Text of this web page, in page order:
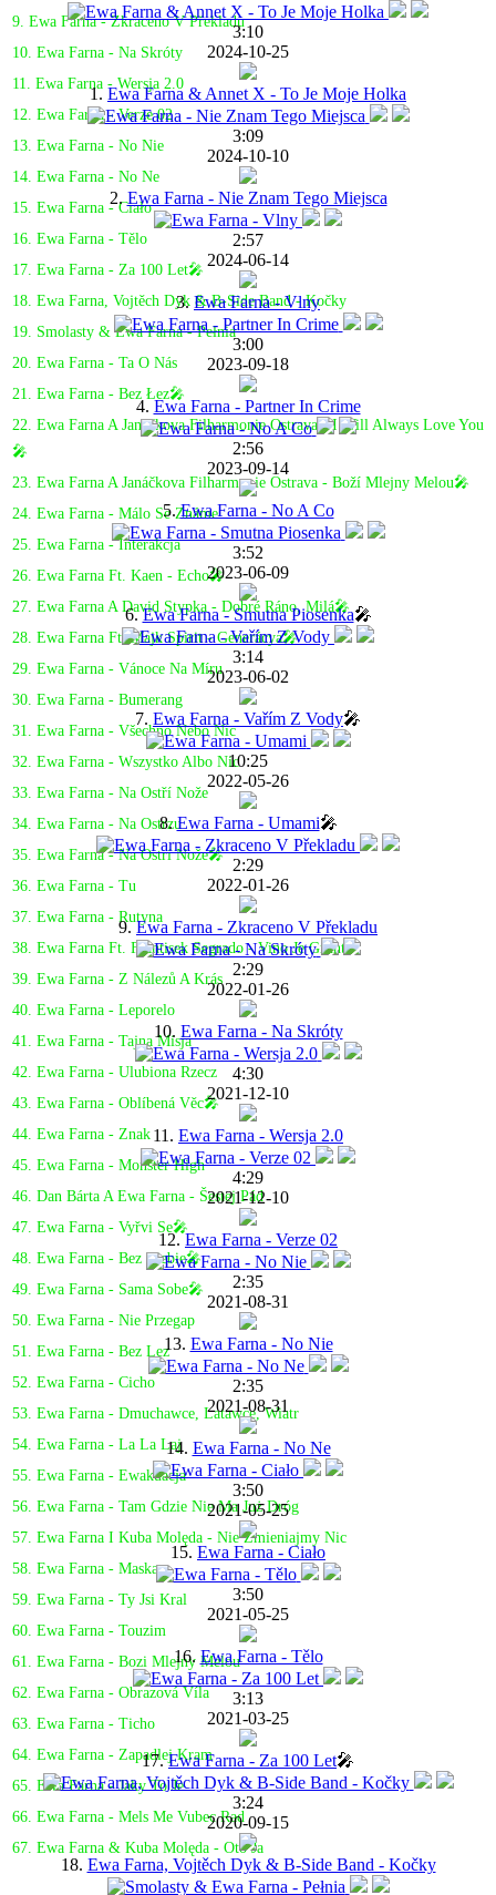
9. Ewa Farna - Zkraceno V Překladu
10. Ewa Farna - Na Skróty
11. Ewa Farna - Wersja 2.0
12. Ewa Farna - Verze 02
13. Ewa Farna - No Nie
14. Ewa Farna - No Ne
15. Ewa Farna - Ciało
16. Ewa Farna - Tělo
17. Ewa Farna - Za 100 Let🎤
18. Ewa Farna, Vojtěch Dyk & B-Side Band - Kočky
19. Smolasty & Ewa Farna - Pełnia
20. Ewa Farna - Ta O Nás
21. Ewa Farna - Bez Łez🎤
22. Ewa Farna A Janáčkova Filharmonie Ostrava - I Will Always Love You
🎤
23. Ewa Farna A Janáčkova Filharmonie Ostrava - Boží Mlejny Melou🎤
24. Ewa Farna - Málo Se Známe
25. Ewa Farna - Interakcja
26. Ewa Farna Ft. Kaen - Echo🎤
27. Ewa Farna A David Stypka - Dobré Ráno, Milá🎤
28. Ewa Farna Ft. Majk Spirit - Generácya🎤
29. Ewa Farna - Vánoce Na Míru
30. Ewa Farna - Bumerang
31. Ewa Farna - Všechno Nebo Nic
32. Ewa Farna - Wszystko Albo Nic
33. Ewa Farna - Na Ostří Nože
34. Ewa Farna - Na Ostrzu
35. Ewa Farna - Na Ostrí Nože🎤
36. Ewa Farna - Tu
37. Ewa Farna - Rutyna
38. Ewa Farna Ft. Frantisek Segrado - Vino Je Grunt
39. Ewa Farna - Z Nálezů A Krás
40. Ewa Farna - Leporelo
41. Ewa Farna - Tajna Misja
42. Ewa Farna - Ulubiona Rzecz
43. Ewa Farna - Oblíbená Věc🎤
44. Ewa Farna - Znak
45. Ewa Farna - Monster High
46. Dan Bárta A Ewa Farna - Šestej Pád
47. Ewa Farna - Vyřvi Se🎤
48. Ewa Farna - Bez Ciebie🎤
49. Ewa Farna - Sama Sobe🎤
50. Ewa Farna - Nie Przegap
51. Ewa Farna - Bez Lez
52. Ewa Farna - Cicho
53. Ewa Farna - Dmuchawce, Latawce, Wiatr
54. Ewa Farna - La La Laj
55. Ewa Farna - Ewakuacja
56. Ewa Farna - Tam Gdzie Nie Ma Już Dróg
57. Ewa Farna I Kuba Molęda - Nie Zmieniajmy Nic
58. Ewa Farna - Maska
59. Ewa Farna - Ty Jsi Kral
60. Ewa Farna - Touzim
61. Ewa Farna - Bozi Mlejny Melou
62. Ewa Farna - Obrazová Víla
63. Ewa Farna - Ticho
64. Ewa Farna - Zapadlej Kram
65. Ewa Farna - Jaky To Je
66. Ewa Farna - Mels Me Vubec Rad
67. Ewa Farna & Kuba Molęda - Oto Ja
3:10
2024-10-25
1. Ewa Farna & Annet X - To Je Moje Holka
3:09
2024-10-10
2.Ewa Farna - Nie Znam Tego Miejsca
2:57
2024-06-14
3.Ewa Farna - Vlny
3:00
2023-09-18
4. Ewa Farna - Partner In Crime
2:56
2023-09-14
5.Ewa Farna - No A Co
3:52
2023-06-09
6.Ewa Farna - Smutna Piosenka🎤
3:14
2023-06-02
7. Ewa Farna - Vařím Z Vody🎤
10:25
2022-05-26
8.Ewa Farna - Umami🎤
2:29
2022-01-26
9.Ewa Farna - Zkraceno V Překladu
2:29
2022-01-26
10. Ewa Farna - Na Skróty
4:30
2021-12-10
11. Ewa Farna - Wersja 2.0
4:29
2021-12-10
12.Ewa Farna - Verze 02
2:35
2021-08-31
13. Ewa Farna - No Nie
2:35
2021-08-31
14. Ewa Farna - No Ne
3:50
2021-05-25
15. Ewa Farna - Ciało
3:50
2021-05-25
16. Ewa Farna - Tělo
3:13
2021-03-25
17.Ewa Farna - Za 100 Let🎤
3:24
2020-09-15
18. Ewa Farna, Vojtěch Dyk & B-Side Band - Kočky